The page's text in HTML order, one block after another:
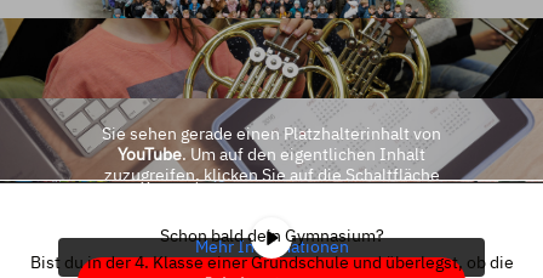
Sie sehen gerade einen Platzhalterinhalt von
YouTube. Um auf den eigentlichen Inhalt
zuzugreifen, klicken Sie auf die Schaltfläche
Mehr Informationen
Schon bald dein Gymnasium?
Bist du in der 4. Klasse einer Grundschule und überlegst, ob die